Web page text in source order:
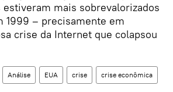
mais sobrevalorizados
1999 – precisamente em
crise da Internet que colapsou
Análise EUA crise crise econômica